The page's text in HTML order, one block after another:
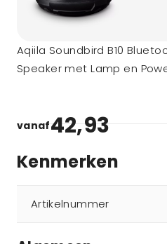
Aqiila Soundbird B10
Speaker met Lamp en
vanaf42,93
Kenmerken
Artikelnummer